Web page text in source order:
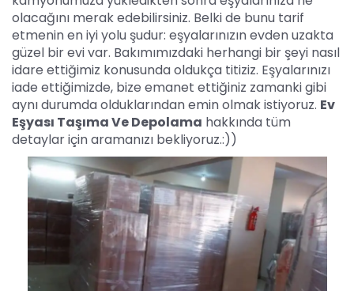
olacağını merak edebilirsiniz. Belki de bunu tarif
etmenin en iyi yolu şudur: eşyalarınızın evden uzakta
güzel bir evi var. Bakımımızdaki herhangi bir şeyi nasıl
idare ettiğimiz konusunda oldukça titiziz. Eşyalarınızı
iade ettiğimizde, bize emanet ettiğiniz zamanki gibi
aynı durumda olduklarından emin olmak istiyoruz. Ev
Eşyası Taşıma Ve Depolama hakkında tüm
detaylar için aramanızı bekliyoruz.:))